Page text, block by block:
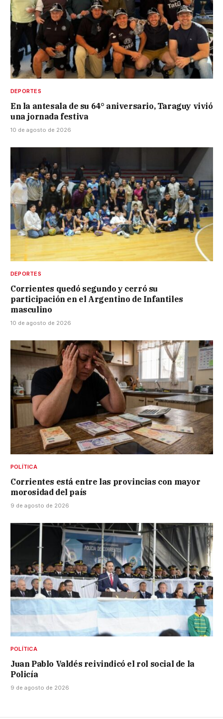
DEPORTES
En la antesala de su 64° aniversario, Taraguy vivió
una jornada festiva
10 de agosto de 2026
DEPORTES
Corrientes quedó segundo y cerró su
participación en el Argentino de Infantiles
masculino
10 de agosto de 2026
POLÍTICA
Corrientes está entre las provincias con mayor
morosidad del país
9 de agosto de 2026
POLÍTICA
Juan Pablo Valdés reivindicó el rol social de la
Policía
9 de agosto de 2026